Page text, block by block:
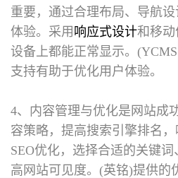
重要，通过合理布局、导航
体验。采用 响应式设计和移
设备上都能正常显示。
支持有助于优化用户体验。
4、内容管理与优化是网站成
容策略，提高搜索引擎排名
SEO优化，选择合适的关键
高网站可见度。(英铭)提供的